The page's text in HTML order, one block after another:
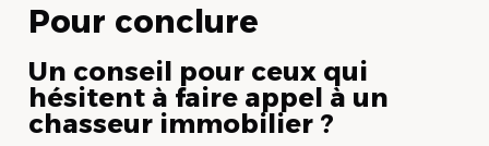
Pour conclure
Un conseil pour ceux qui
hésitent à faire appel à un
chasseur immobilier ?